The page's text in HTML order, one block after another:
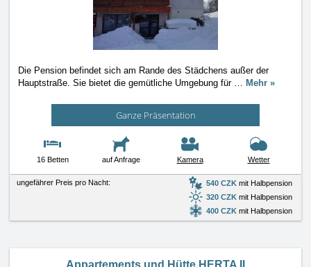
Die Pension befindet sich am Rande des Städchens außer der
Hauptstraße. Sie bietet die gemütliche Umgebung für … Mehr »
Ganze Präsentation
16 Betten auf Anfrage Kamera Wetter
ungefährer Preis pro Nacht: 540 CZK mit Halbpension
320 CZK mit Halbpension
400 CZK mit Halbpension
Appartements und Hütte HERTA II